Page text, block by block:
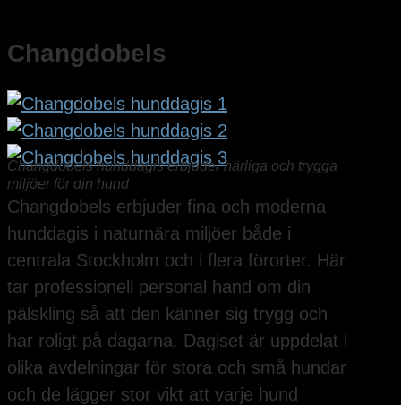
Changdobels
Changdobels hunddagis erbjuder härliga och trygga
miljöer för din hund
Changdobels erbjuder fina och moderna
hunddagis i naturnära miljöer både i
centrala Stockholm och i flera förorter. Här
tar professionell personal hand om din
pälskling så att den känner sig trygg och
har roligt på dagarna. Dagiset är uppdelat i
olika avdelningar för stora och små hundar
och de lägger stor vikt att varje hund